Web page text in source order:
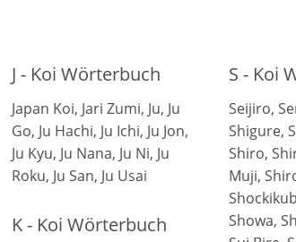
J - Koi Wörterbuch
Japan Koi, Jari Zumi, Ju, Ju
Go, Ju Hachi, Ju Ichi, Ju Jon,
Ju Kyu, Ju Nana, Ju Ni, Ju
Roku, Ju San, Ju Usai
K - Koi Wörterbuch
S - Koi
Seijiro,
Shigure,
Shiro,
Muji,
Showa,